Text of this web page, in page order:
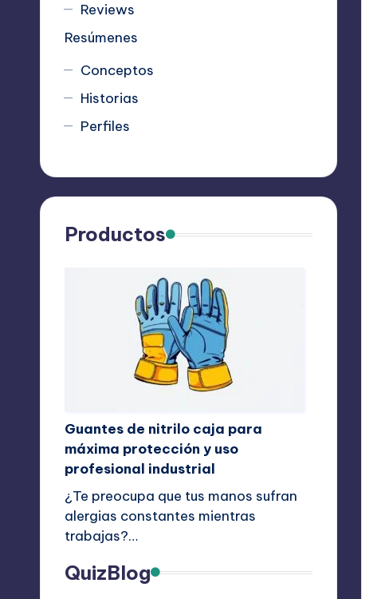
Reviews
Resúmenes
Conceptos
Historias
Perfiles
Productos
Guantes de nitrilo caja para
máxima protección y uso
profesional industrial
¿Te preocupa que tus manos sufran
alergias constantes mientras
trabajas?…
QuizBlog